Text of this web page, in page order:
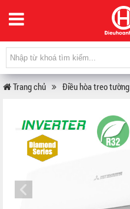
Trang chủ Điều hòa treo tường